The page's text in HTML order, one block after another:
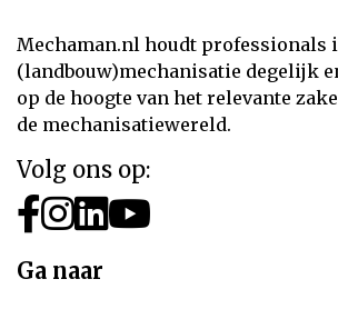
Mechaman.nl houdt professionals
(landbouw)mechanisatie degelijk
op de hoogte van het relevante
de mechanisatiewereld.
Volg ons op:
Ga naar